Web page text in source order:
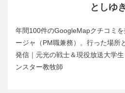
としゆき
年間100件のGoogleMapクチコミ
ージャ（PM職兼務）。行った場所
発信｜元光の戦士＆現役放送大学
ンスター教牧師